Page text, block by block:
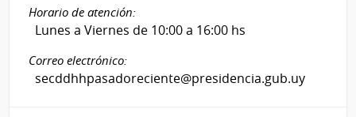
Horario de atención:
Lunes a Viernes de 10:00 a 16:00 hs
Correo electrónico:
secddhhpasadoreciente@presidencia.gub.uy